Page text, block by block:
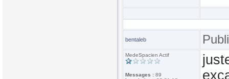
bentaleb
MedeSpacien Actif
Messages : 89